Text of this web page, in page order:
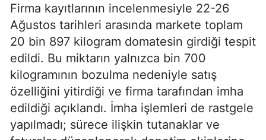
Firma kayıtlarının incelenmesiyle 22-26
Ağustos tarihleri arasında markete toplam
20 bin 897 kilogram domatesin girdiği tespit
edildi. Bu miktarın yalnızca bin 700
kilogramının bozulma nedeniyle satış
özelliğini yitirdiği ve firma tarafından imha
edildiği açıklandı. İmha işlemleri de rastgele
yapılmadı; sürece ilişkin tutanaklar ve